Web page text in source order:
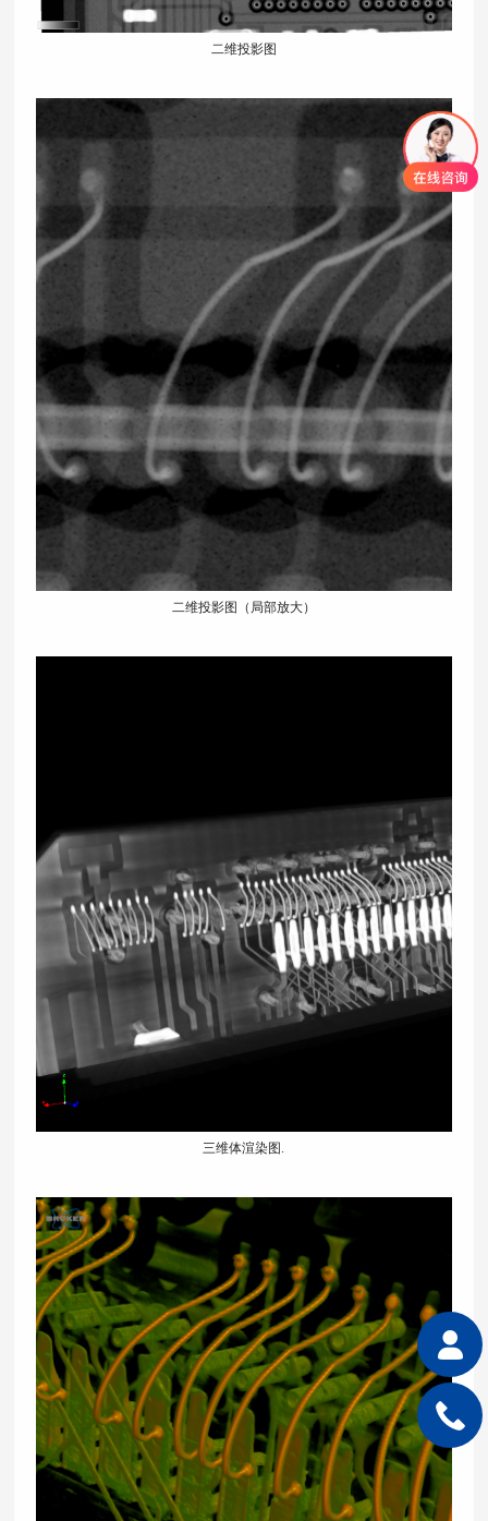
二维投影图
二维投影图（局部放大）
三维体渲染图.